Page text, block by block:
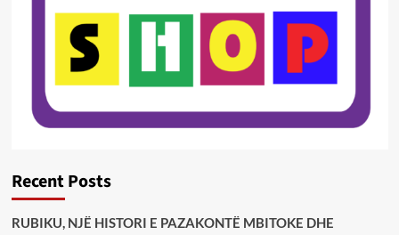
Recent Posts
RUBIKU, NJË HISTORI E PAZAKONTË MBITOKE DHE